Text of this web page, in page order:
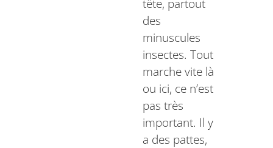
tête, partout
des
minuscules
insectes. Tout
marche vite là
ou ici, ce n’est
pas très
important. Il y
a des pattes,